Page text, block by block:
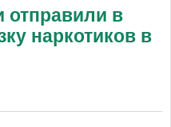
отправили в
наркотиков в